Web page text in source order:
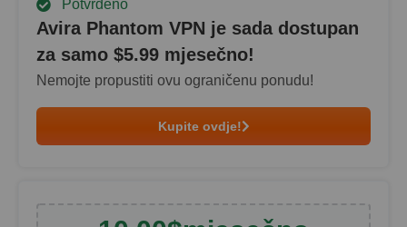
Potvrđeno
Avira Phantom VPN je sada dostupan
za samo $5.99 mjesečno!
Nemojte propustiti ovu ograničenu ponudu!
Kupite ovdje!